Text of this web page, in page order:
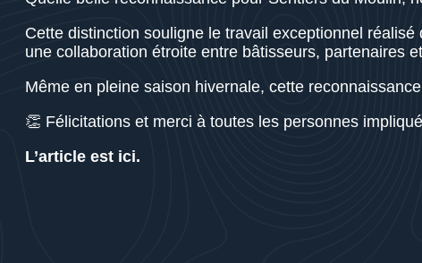
Cette distinction souligne le travail exceptionnel
une collaboration étroite entre bâtisseurs, partenaires
Même en pleine saison hivernale, cette
👏 Félicitations et merci à toutes les personnes
L’article est ici.